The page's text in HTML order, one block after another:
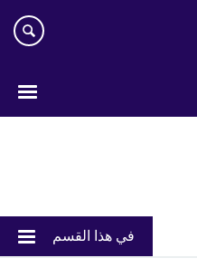
في هذا القسم